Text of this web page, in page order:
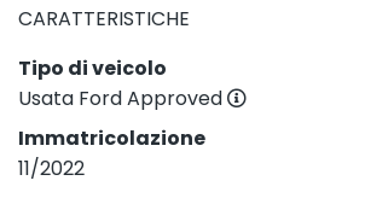
CARATTERISTICHE
Tipo di veicolo
Usata Ford Approved
Immatricolazione
11/2022